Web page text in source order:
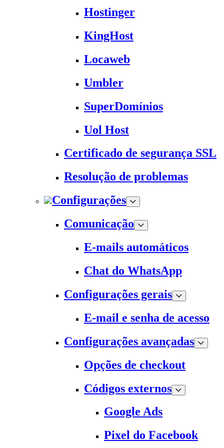
Hostinger
KingHost
Locaweb
Umbler
SuperDomínios
Uol Host
Certificado de segurança SSL
Resolução de problemas
Configurações
Comunicação
E-mails automáticos
Chat do WhatsApp
Configurações gerais
E-mail e senha de acesso
Configurações avançadas
Opções de checkout
Códigos externos
Google Ads
Pixel do Facebook